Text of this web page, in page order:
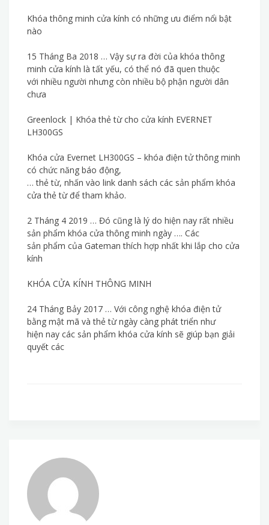
Khóa thông minh cửa kính có những ưu điểm nổi bật
nào
15 Tháng Ba 2018 … Vậy sự ra đời của khóa thông
minh cửa kính là tất yếu, có thể nó đã quen thuộc
với nhiều người nhưng còn nhiều bộ phận người dân
chưa
Greenlock | Khóa thẻ từ cho cửa kính EVERNET
LH300GS
Khóa cửa Evernet LH300GS – khóa điện tử thông minh
có chức năng báo động,
… thẻ từ, nhấn vào link danh sách các sản phẩm khóa
cửa thẻ từ để tham khảo.
2 Tháng 4 2019 … Đó cũng là lý do hiện nay rất nhiều
sản phẩm khóa cửa thông minh ngày …. Các
sản phẩm của Gateman thích hợp nhất khi lắp cho cửa
kính
KHÓA CỬA KÍNH THÔNG MINH
24 Tháng Bảy 2017 … Với công nghệ khóa điện tử
bằng mật mã và thẻ từ ngày càng phát triển như
hiện nay các sản phẩm khóa cửa kính sẽ giúp bạn giải
quyết các